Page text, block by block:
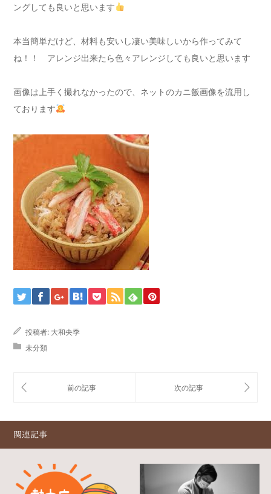
ングしても良いと思います
本当簡単だけど、材料も安いし凄い美味しいから作ってみて
ね！！ アレンジ出来たら色々アレンジしても良いと思います
画像は上手く撮れなかったので、ネットのカニ飯画像を流用し
ております
投稿者: 大和央季
未分類
関連記事